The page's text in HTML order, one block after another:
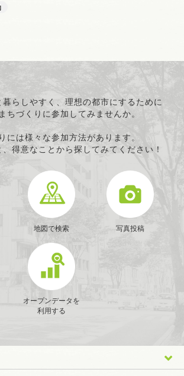
らしやすく、理想の都市にするために
ちづくりに参加してみませんか。
には様々な参加方法があります。
得意なことから探してみてください！
地図で検索 写真投稿
オープンデータを
利用する